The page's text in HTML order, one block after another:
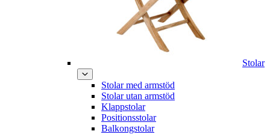
Stolar
Stolar med armstöd
Stolar utan armstöd
Klappstolar
Positionsstolar
Balkongstolar